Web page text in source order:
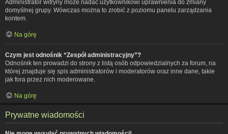
Administrator witryny może nadać użytkownikowi uprawnienia do zmiany
domyślnej grupy. Wówczas można to zrobić z poziomu panelu zarządzania
kontem.
Na górę
Czym jest odnośnik “Zespół administracyjny”?
Odnośnik ten prowadzi do strony z listą osób odpowiedzialnych za forum, na
której znajduje się spis administratorów i moderatorów oraz inne dane, takie
jak fora przez nich moderowane.
Na górę
Prywatne wiadomości